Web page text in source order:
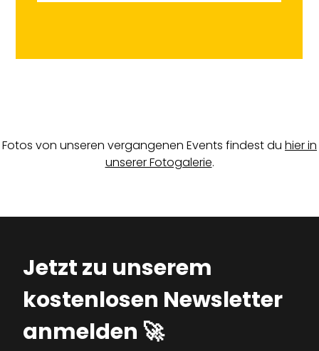
Fotos von unseren vergangenen Events findest du hier in
unserer Fotogalerie.
Jetzt zu unserem
kostenlosen Newsletter
anmelden 🚀